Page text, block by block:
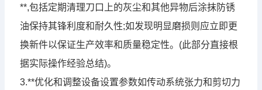
**,包括定期清理刀口上的灰尘和其他异物后涂抹防锈
油保持其锋利度和耐久性;如发现明显磨损则应立即更
换新件以保证生产效率和质量稳定性。(此部分直接根
据实际操作经验总结)。
3.**优化和调整设备设置参数如传动系统张力和剪切力